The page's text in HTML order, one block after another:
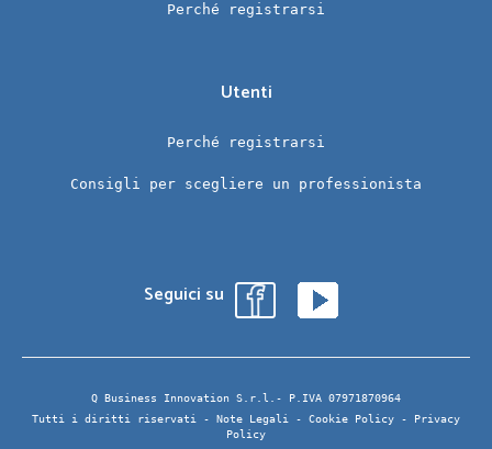
Perché registrarsi
Utenti
Perché registrarsi
Consigli per scegliere un professionista
Seguici su
Q Business Innovation S.r.l.- P.IVA 07971870964
Tutti i diritti riservati - Note Legali - Cookie Policy -
Privacy
Policy